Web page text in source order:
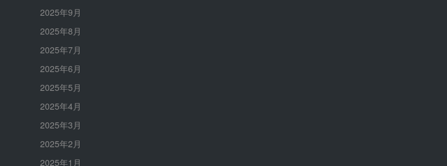
2025年9月
2025年8月
2025年7月
2025年6月
2025年5月
2025年4月
2025年3月
2025年2月
2025年1月